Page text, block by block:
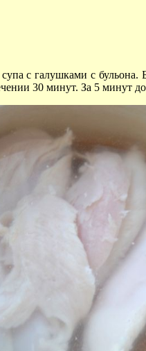
с галушками с бульона.
30 минут. За 5 минут